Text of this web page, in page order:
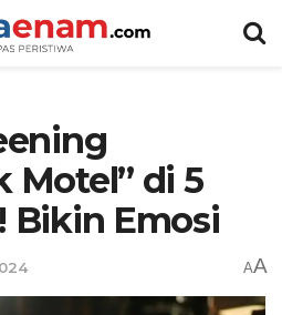
Motel” di 5
Bikin Emosi
AA